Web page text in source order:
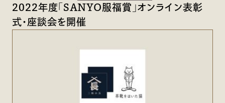
2022年度「SANYO服福賞」オンライン表彰
式・座談会を開催